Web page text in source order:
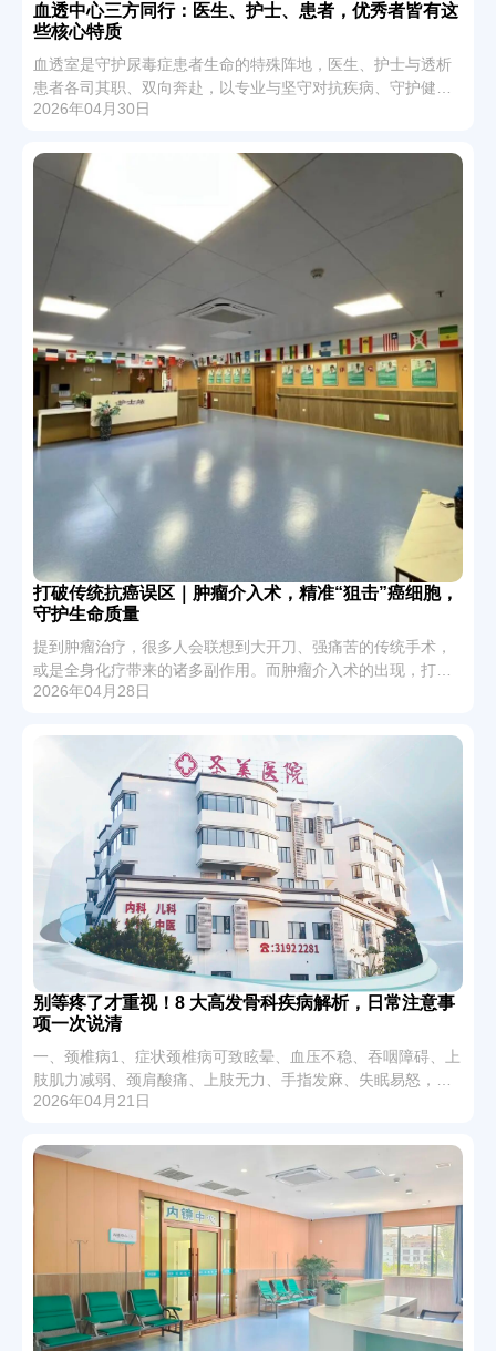
血透中心三方同行：医生、护士、患者，优秀者皆有这
些核心特质
血透室是守护尿毒症患者生命的特殊阵地，医生、护士与透析
患者各司其职、双向奔赴，以专业与坚守对抗疾病、守护健
康。真正优秀的血透相关人员，无论医者、护理人员还是患
提升治疗效果的关键，更是让漫长血透之路走得更平稳、更长
久的底气。
2026年04月30日
打破传统抗癌误区｜肿瘤介入术，精准“狙击”癌细胞，
守护生命质量
提到肿瘤治疗，很多人会联想到大开刀、强痛苦的传统手术，
或是全身化疗带来的诸多副作用。而肿瘤介入术的出现，打破
了传统治疗的局限，以微创、精准、高效的特点，成为肿瘤综
2026年04月28日
别等疼了才重视！8 大高发骨科疾病解析，日常注意事
项一次说清
一、颈椎病1、症状颈椎病可致眩晕、血压不稳、吞咽障碍、上
肢肌力减弱、颈肩酸痛、上肢无力、手指发麻、失眠易怒，重
则小便失禁、四肢瘫痪等，需重视。2、注意事项首先纠正不良
2026年04月21日